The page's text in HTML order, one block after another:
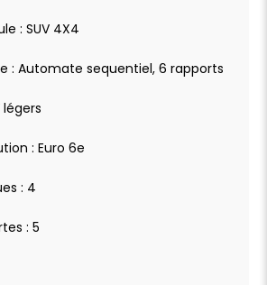
: SUV 4X4
: Automate sequentiel, 6 rapports
légers
: Euro 6e
: 4
: 5